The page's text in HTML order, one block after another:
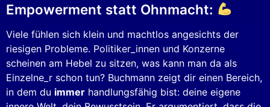
Empowerment statt Ohnmacht:
Viele fühlen sich klein und machtlos angesichts der
riesigen Probleme. Politiker_innen und Konzerne
scheinen am Hebel zu sitzen, was kann man da als
Einzelne_r schon tun? Buchmann zeigt dir einen Bereich,
in dem du immer handlungsfähig bist: deine eigene